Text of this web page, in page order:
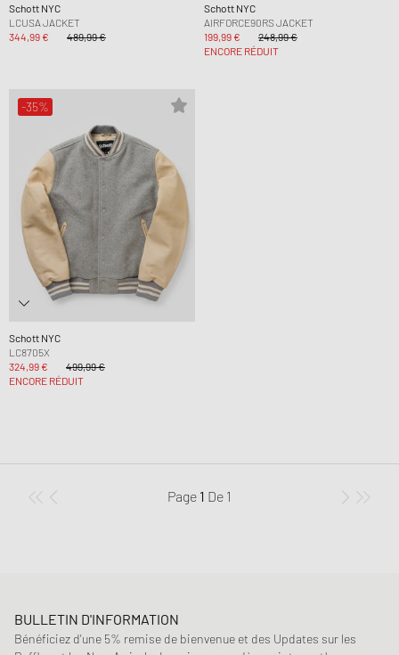
Schott NYC
LCUSA JACKET
344,99 €
489,99 €
Schott NYC
AIRFORCE90RS JACKET
199,99 €
248,99 €
ENCORE RÉDUIT
-35%
Schott NYC
LC8705X
324,99 €
499,99 €
ENCORE RÉDUIT
Page 1 De 1
BULLETIN D'INFORMATION
Bénéficiez d'une 5% remise de bienvenue et des Updates sur les